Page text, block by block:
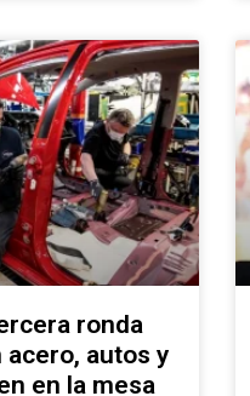
ronda
acero, autos y
en la mesa